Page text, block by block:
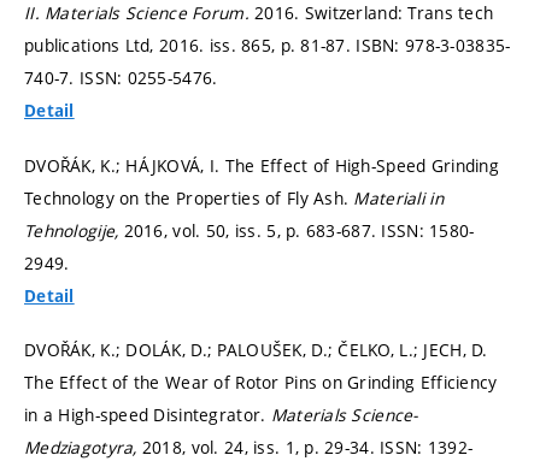
II. Materials Science Forum.2016. Switzerland: Trans tech
publications Ltd, 2016. iss. 865, p. 81-87. ISBN: 978-3-03835-
740-7. ISSN: 0255-5476.
Detail
DVOŘÁK, K.; HÁJKOVÁ, I. The Effect of High-Speed Grinding
Technology on the Properties of Fly Ash. Materiali in
Tehnologije, 2016, vol. 50, iss. 5, p. 683-687. ISSN: 1580-
2949.
Detail
DVOŘÁK, K.; DOLÁK, D.; PALOUŠEK, D.; ČELKO, L.; JECH, D.
The Effect of the Wear of Rotor Pins on Grinding Efficiency
in a High-speed Disintegrator. Materials Science-
Medziagotyra, 2018, vol. 24, iss. 1, p. 29-34. ISSN: 1392-